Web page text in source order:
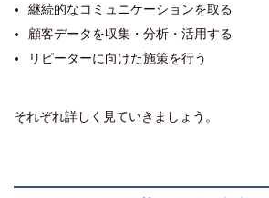
継続的なコミュニケーションを取る
顧客データを収集・分析・活用する
リピーターに向けた施策を行う
それぞれ詳しく見ていきましょう。